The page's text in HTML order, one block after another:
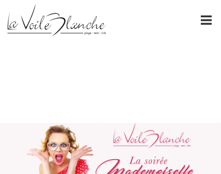
ESPACE PRO
GALERIE